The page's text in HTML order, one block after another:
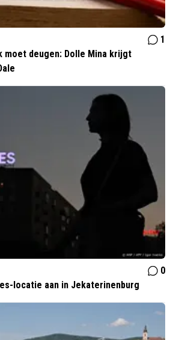
1
moet deugen: Dolle Mina krijgt
0
locatie aan in Jekaterinenburg